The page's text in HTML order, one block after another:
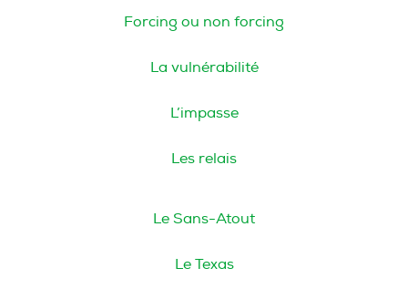
Forcing ou non forcing
La vulnérabilité
L’impasse
Les relais
Le Sans-Atout
Le Texas